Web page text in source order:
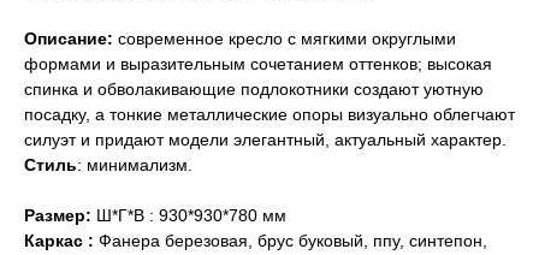
Описание: современное кресло с мягкими округлыми
формами и выразительным сочетанием оттенков; высокая
спинка и обволакивающие подлокотники создают уютную
посадку, а тонкие металлические опоры визуально облегчают
силуэт и придают модели элегантный, актуальный характер.
Стиль: минимализм.
Размер: Ш*Г*В : 930*930*780 мм
Каркас : Фанера березовая, брус буковый, ппу, синтепон,